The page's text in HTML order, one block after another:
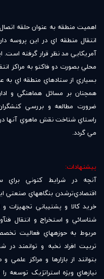
اهميت منطقه به عنوان حلقه
انتقال منطقه اي در اين پروسه
آمريکايي مد نظر قرار گرفته است.
محلي بصورت دو فاکتو به مراکز
بسياري از ستادهاي منطقه اي به
همچنان بر مسائل هماهنگي و
ضرورت مطالعه و بررسي
راستاي شناخت نقش ماهوي آنها
مي گردد.
پيشنهادات:
آنچه در شرايط کنوني
اقتصادي‌ترشدن بنگاه‏هاي صنعتي
خريد کالا و پشتيباني تجهيزات و
شناسائي و استخراج و انتقال
مربوط به حوزه‏هاي فعاليت
تربيت افراد نخبه و توانمند
بتوانند از بازارها و مراکز
نيازهاي ويژه استراتژيک توسعه